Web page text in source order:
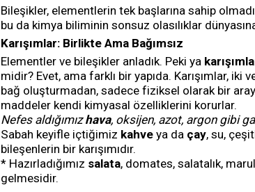
Bileşikler, elementlerin tek başlarına sahip
bu da kimya biliminin sonsuz olasılıklar dünyasına
Karışımlar: Birlikte Ama Bağımsız
Elementler ve bileşikler anladık. Peki ya
midir? Evet, ama farklı bir yapıda. Karışımlar,
bağ oluşturmadan, sadece fiziksel olarak bir
maddeler kendi kimyasal özelliklerini korurlar.
Nefes aldığımızhava, oksijen, azot, argon gibi
Sabah keyifle içtiğimiz kahve ya da çay, su,
bileşenlerin bir karışımıdır.
* Hazırladığımız salata, domates, salatalık,
gelmesidir.